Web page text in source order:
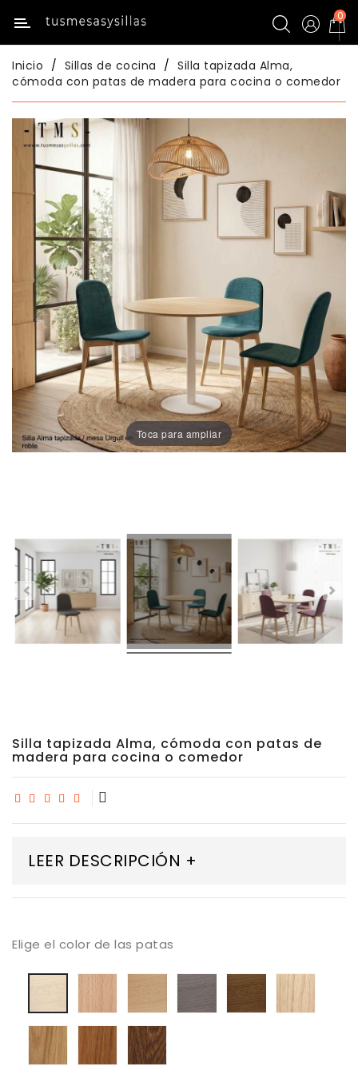
Categoría
Inicio
Mesas
De
Cocina
Sillas
Cocina
Mesas
Comedor
Sillas
Comedor
Porcelánico
Dekton
Exterior/jardín
0
Inicio Sillas de cocina
Silla tapizada Alma,
cómoda con patas de madera para cocina o comedor
Toca para ampliar
Silla tapizada Alma, cómoda con patas de
madera para cocina o comedor
LEER DESCRIPCIÓN +
Elige el color de las patas
Madera
Haya
blanqueada
Madera
de
haya
barnizada
natural
tostada
Madera
color
madera
Haya
color
Madera
barnizado
Madera
roble
color
Madera
roble
color